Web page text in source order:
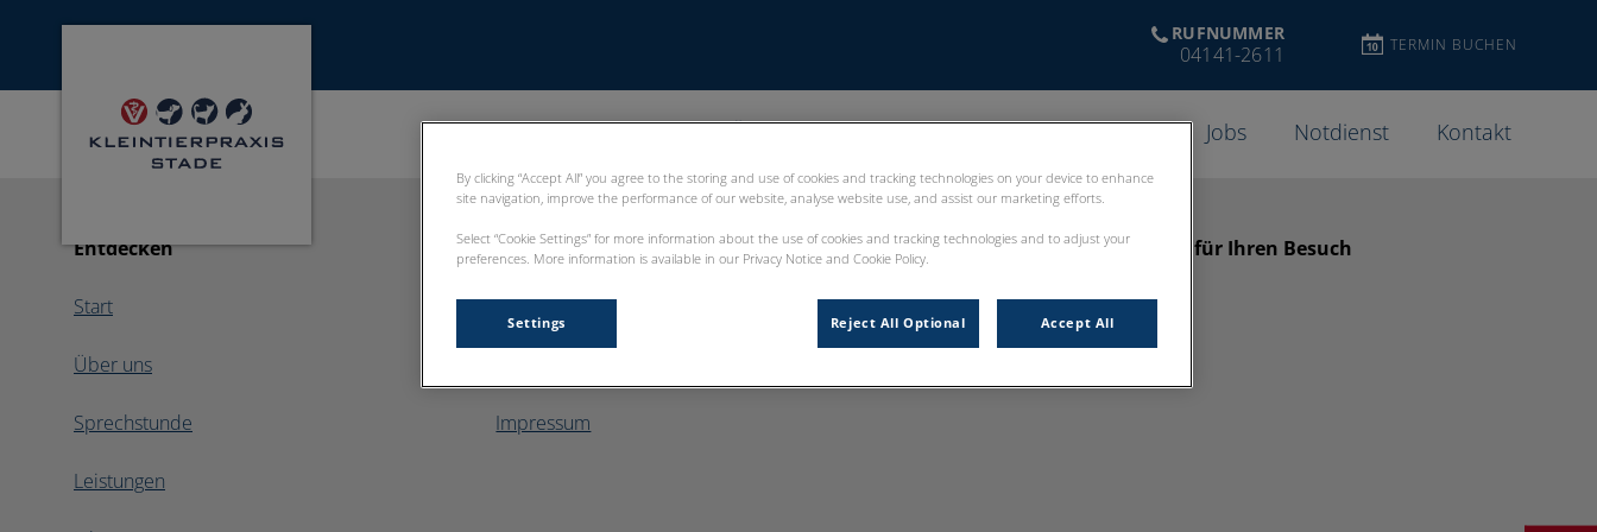
Homepage Kleintierpraxis Stade
RUFNUMMER
04141-2611 TERMIN BUCHEN
Jobs Notdienst Kontakt
Entdecken
Start
Über uns
Sprechstunde
Leistungen
Wir achten Ihre Privatsphäre
Cookies
Impressum
Kleintierpraxis Stade: Danke für Ihren Besuch
By clicking “Accept All” you agree to the storing and use of cookies and tracking technologies on your device to enhance
site navigation, improve the performance of our website, analyse website use, and assist our marketing efforts.
Select “Cookie Settings” for more information about the use of cookies and tracking technologies and to adjust your
preferences. More information is available in our Privacy Notice and Cookie Policy.
Settings Reject All Optional Accept All